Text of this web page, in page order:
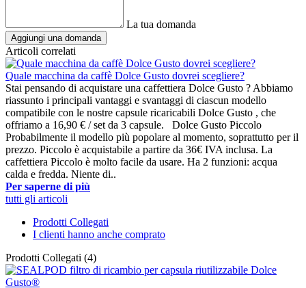
La tua domanda
Aggiungi una domanda
Articoli correlati
Quale macchina da caffè Dolce Gusto dovrei scegliere?
Stai pensando di acquistare una caffettiera Dolce Gusto ? Abbiamo
riassunto i principali vantaggi e svantaggi di ciascun modello
compatibile con le nostre capsule ricaricabili Dolce Gusto , che
offriamo a 16,90 € / set da 3 capsule. Dolce Gusto Piccolo
Probabilmente il modello più popolare al momento, soprattutto per il
prezzo. Piccolo è acquistabile a partire da 36€ IVA inclusa. La
caffettiera Piccolo è molto facile da usare. Ha 2 funzioni: acqua
calda e fredda. Niente di..
Per saperne di più
tutti gli articoli
Prodotti Collegati
I clienti hanno anche comprato
Prodotti Collegati (4)